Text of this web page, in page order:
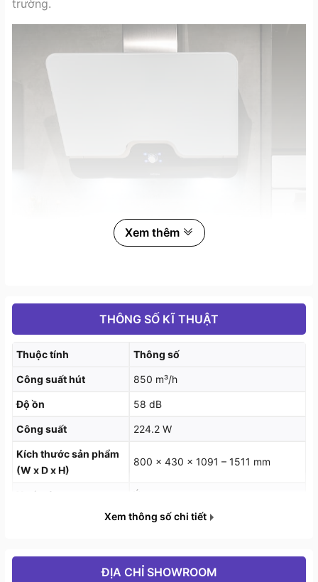
trường.
Tính năng cơ bản
Chất liệu: Kính đen, trắng
Điều khiển cảm ứng I-Drive, 4 tốc độ
Lưới lọc: Nhôm
Xem thêm
THÔNG SỐ KĨ THUẬT
Thuộc tính Thông số
Công suất hút 850 m³/h
Độ ồn 58 dB
Công suất 224.2 W
Kích thước sản phẩm
(W x D x H)
800 x 430 x 1091 – 1511 mm
Xuất xứ
Xem thông số chi tiết
ĐỊA CHỈ SHOWROOM